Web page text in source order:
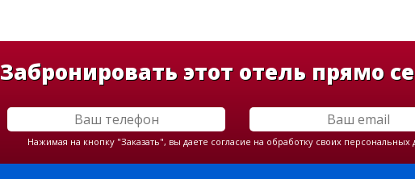
Забронировать этот отель прямо
Нажимая на кнопку "Заказать", вы даете согласие на обработку своих персональных